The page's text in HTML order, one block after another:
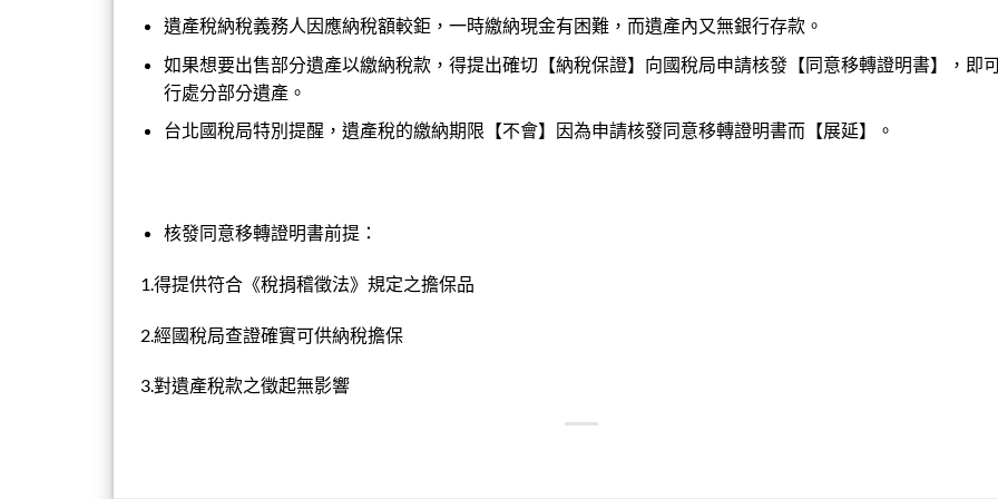
遺產稅納稅義務人因應納稅額較鉅，一時繳納現金有困難，而遺產內又無銀行存款。
如果想要出售部分遺產以繳納稅款，得提出確切【納稅保證】向國稅局申請核發【同意移轉證明書】，即
行處分部分遺產。
台北國稅局特別提醒，遺產稅的繳納期限【不會】因為申請核發同意移轉證明書而【展延】。
核發同意移轉證明書前提：
1.得提供符合《稅捐稽徵法》規定之擔保品
2.經國稅局查證確實可供納稅擔保
3.對遺產稅款之徵起無影響